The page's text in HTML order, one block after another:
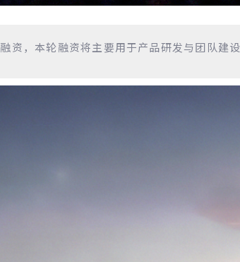
融资，本轮融资将主要用于产品研发与团队建